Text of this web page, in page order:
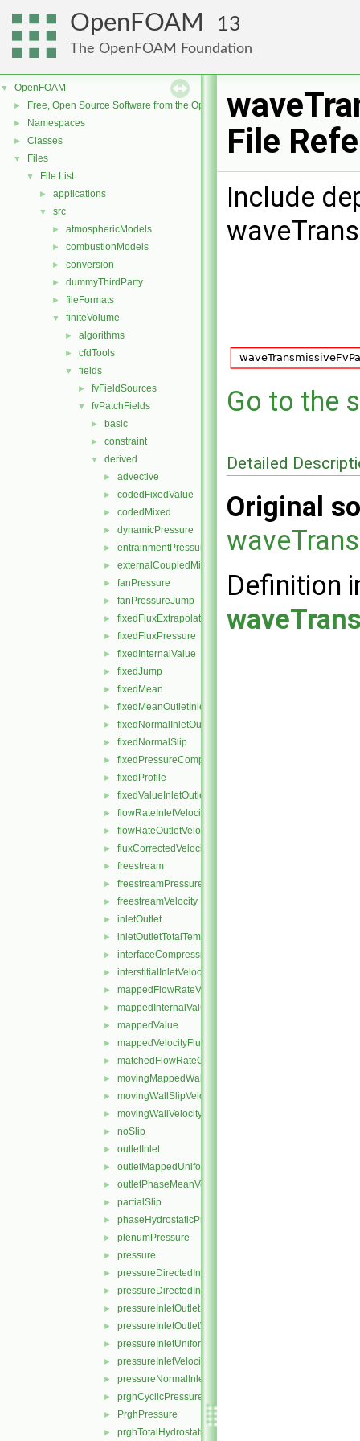
OpenFOAM 13
The OpenFOAM Foundation
▼ OpenFOAM
► Free, Open Source Software from the OpenFOAM Foundation
► Namespaces
► Classes
▼ Files
▼ File List
► applications
▼ src
► atmosphericModels
► combustionModels
► conversion
► dummyThirdParty
► fileFormats
▼ finiteVolume
► algorithms
► cfdTools
▼ fields
► fvFieldSources
▼ fvPatchFields
► basic
► constraint
▼ derived
► advective
► codedFixedValue
► codedMixed
► dynamicPressure
► entrainmentPressure
► externalCoupledMixed
► fanPressure
► fanPressureJump
► fixedFluxExtrapolatedPressure
► fixedFluxPressure
► fixedInternalValue
► fixedJump
► fixedMean
► fixedMeanOutletInlet
► fixedNormalInletOutletVelocity
► fixedNormalSlip
► fixedPressureCompressibleDensity
► fixedProfile
► fixedValueInletOutlet
► flowRateInletVelocity
► flowRateOutletVelocity
► fluxCorrectedVelocity
► freestream
► freestreamPressure
► freestreamVelocity
► inletOutlet
► inletOutletTotalTemperature
► interfaceCompression
► interstitialInletVelocity
► mappedFlowRateVelocity
► mappedInternalValue
► mappedValue
► mappedVelocityFlux
► matchedFlowRateOutletVelocity
► movingMappedWallVelocity
► movingWallSlipVelocity
► movingWallVelocity
► noSlip
► outletInlet
► outletMappedUniformInlet
► outletPhaseMeanVelocity
► partialSlip
► phaseHydrostaticPressure
► plenumPressure
► pressure
► pressureDirectedInletOutletVelocity
► pressureDirectedInletVelocity
► pressureInletOutletParSlipVelocity
► pressureInletOutletVelocity
► pressureInletUniformVelocity
► pressureInletVelocity
► pressureNormalInletOutletVelocity
► prghCyclicPressure
► PrghPressure
► prghTotalHydrostaticPressure
File
Include
Go to the
Detailed
Original
Definition